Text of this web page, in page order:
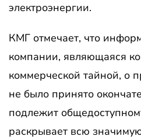
электроэнергии.
КМГ отмечает, что
компании, являющаяся
коммерческой тайной, о
не было принято
подлежит
раскрывает всю